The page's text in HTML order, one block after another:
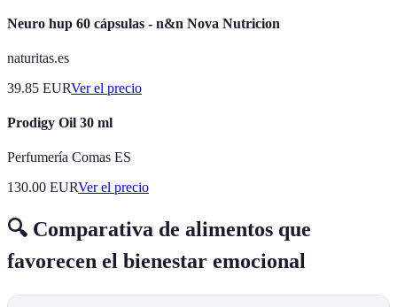
Neuro hup 60 cápsulas - n&n Nova Nutricion
naturitas.es
39.85 EURVer el precio
Prodigy Oil 30 ml
Perfumería Comas ES
130.00 EURVer el precio
🔍 Comparativa de alimentos que
favorecen el bienestar emocional